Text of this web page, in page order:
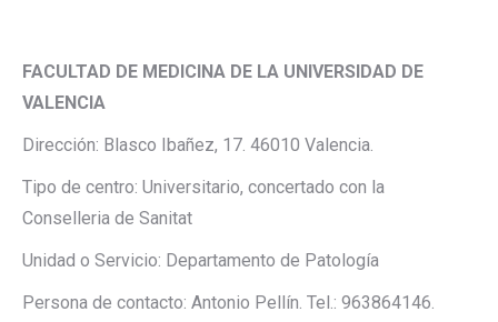
FACULTAD DE MEDICINA DE LA UNIVERSIDAD DE
VALENCIA
Dirección: Blasco Ibañez, 17. 46010 Valencia.
Tipo de centro: Universitario, concertado con la
Conselleria de Sanitat
Unidad o Servicio: Departamento de Patología
Persona de contacto: Antonio Pellín. Tel.: 963864146.